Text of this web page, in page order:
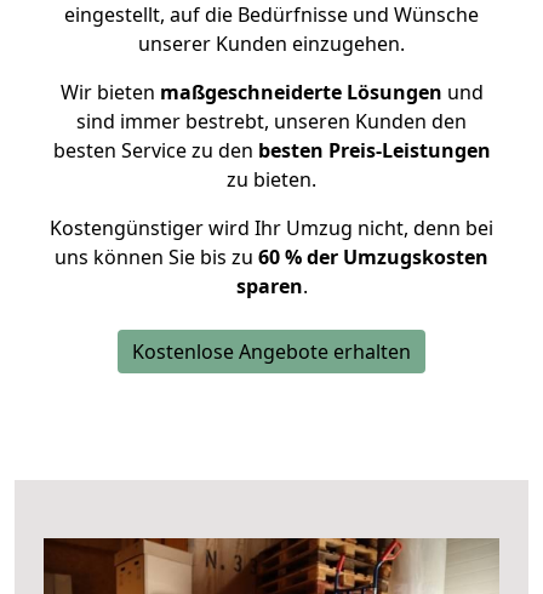
eingestellt, auf die Bedürfnisse und Wünsche
unserer Kunden einzugehen.
Wir bieten maßgeschneiderte Lösungen und
sind immer bestrebt, unseren Kunden den
besten Service zu den besten Preis-Leistungen
zu bieten.
Kostengünstiger wird Ihr Umzug nicht, denn bei
uns können Sie bis zu 60 % der Umzugskosten
sparen.
Kostenlose Angebote erhalten